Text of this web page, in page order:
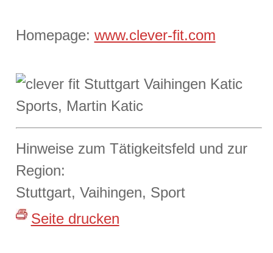
Homepage: www.clever-fit.com
Hinweise zum Tätigkeitsfeld und zur
Region:
Stuttgart, Vaihingen, Sport
Seite drucken